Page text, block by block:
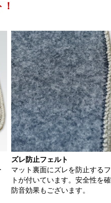
ズレ防止フェルト
マット裏面にズレを防止する
トが付いています。安全性を確
防音効果もございます。